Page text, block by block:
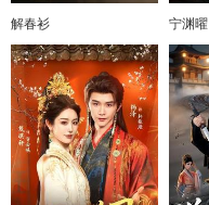
解春衫 宁渊曜